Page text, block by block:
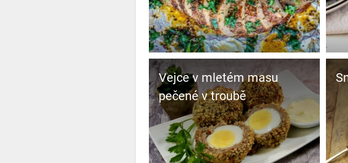
Vejce v mletém masu
pečené v troubě